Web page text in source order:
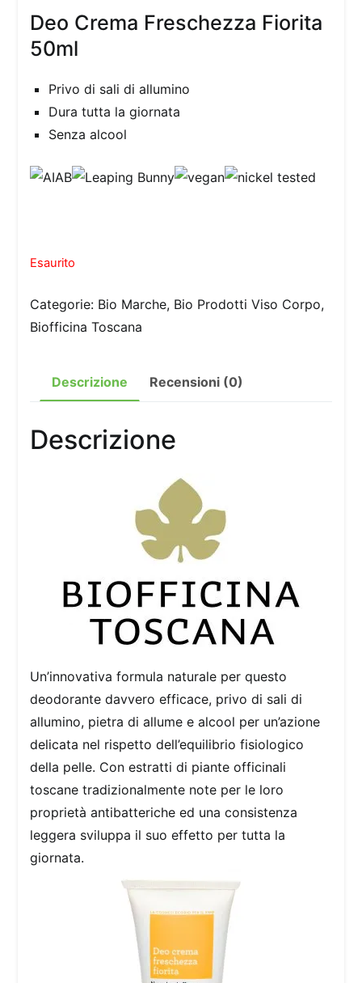
Deo Crema Freschezza Fiorita
50ml
Privo di sali di allumino
Dura tutta la giornata
Senza alcool
Esaurito
Categorie: Bio Marche, Bio Prodotti Viso Corpo,
Biofficina Toscana
Descrizione Recensioni (0)
Descrizione
Un’innovativa formula naturale per questo
deodorante davvero efficace, privo di sali di
allumino, pietra di allume e alcool per un’azione
delicata nel rispetto dell’equilibrio fisiologico
della pelle. Con estratti di piante officinali
toscane tradizionalmente note per le loro
proprietà antibatteriche ed una consistenza
leggera sviluppa il suo effetto per tutta la
giornata.